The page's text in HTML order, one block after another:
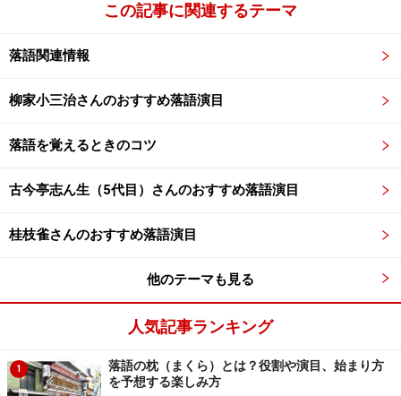
この記事に関連するテーマ
落語関連情報
柳家小三治さんのおすすめ落語演目
落語を覚えるときのコツ
古今亭志ん生（5代目）さんのおすすめ落語演目
桂枝雀さんのおすすめ落語演目
他のテーマも見る
人気記事ランキング
1
落語の枕（まくら）とは？役割や演目、始まり方
を予想する楽しみ方